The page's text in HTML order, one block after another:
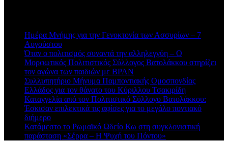
Ημέρα Μνήμης για την Γενοκτονία των Ασσυρίων – 7
Αυγούστου
Όταν ο πολιτισμός συναντά την αλληλεγγύη – Ο
Μορφωτικός Πολιτιστικός Σύλλογος Βατολάκκου στηρίζει
τον αγώνα των παιδιών με BPAN
Συλλυπητήριο Μήνυμα Παμποντιακής Ομοσπονδίας
Ελλάδος για τον θάνατο του Κύριλλου Τσακιρίδη
Καταγγελία από τον Πολιτιστικό Σύλλογο Βατολάκκου:
Έσκισαν επιλεκτικά τις αφίσες για το μεγάλο ποντιακό
διήμερο
Κατάμεστο το Ρωμαϊκό Ωδείο Κω στη συγκλονιστική
παράσταση «Σέρρα – Η Ψυχή του Πόντου»